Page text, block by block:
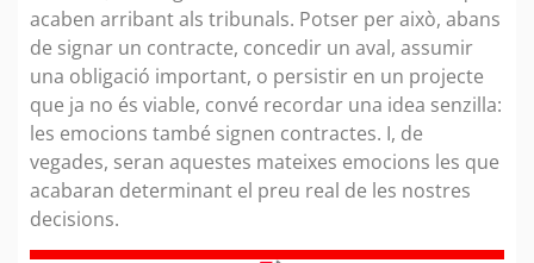
acaben arribant als tribunals. Potser per això, abans
de signar un contracte, concedir un aval, assumir
una obligació important, o persistir en un projecte
que ja no és viable, convé recordar una idea senzilla:
les emocions també signen contractes. I, de
vegades, seran aquestes mateixes emocions les que
acabaran determinant el preu real de les nostres
decisions.